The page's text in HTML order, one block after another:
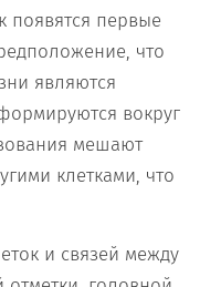
появятся первые
что
являются
вокруг
мешают
клетками, что
и связей между